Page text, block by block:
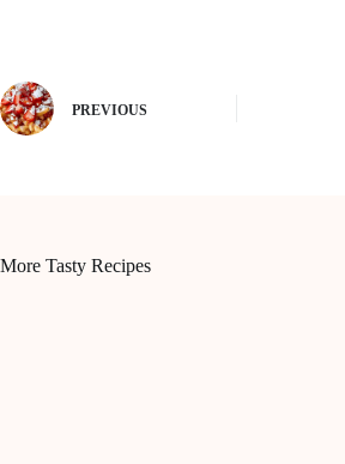
PREVIOUS
More Tasty Recipes